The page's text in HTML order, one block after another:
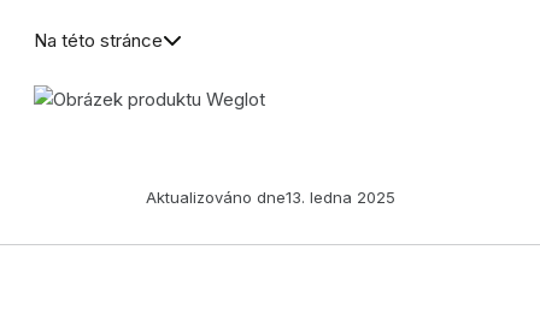
Na této stránce
Aktualizováno dne13. ledna 2025